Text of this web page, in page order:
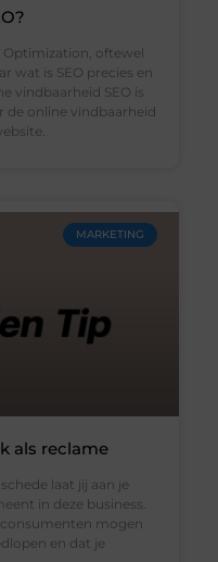
Optimization, oftewel
wat is SEO precies en
vindbaarheid SEO is
de online vindbaarheid
MARKETING
als reclame
laat jij aan je
in deze business.
mogen
en dat je